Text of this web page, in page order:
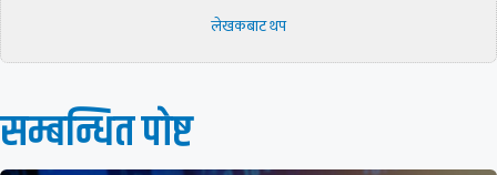
लेखकबाट थप
सम्बन्धित पाेष्ट